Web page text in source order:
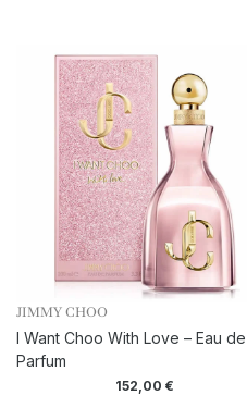
JIMMY CHOO
I Want Choo With Love – Eau de
Parfum
152,00€